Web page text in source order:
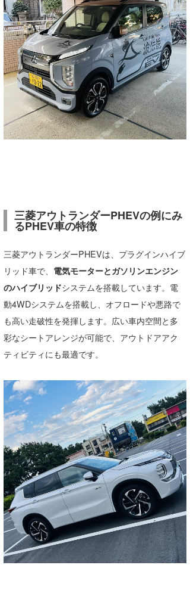
三菱アウトランダーPHEVの例にみ
るPHEV車の特徴
三菱アウトランダーPHEVは、プラグインハイブ
リッド車で、 電気モーターとガソリンエンジン
のハイブリッドシステムを搭載しています。電
動4WDシステムを搭載し、オフロードや悪路で
も高い走破性を発揮します。広い車内空間と多
彩なシートアレンジが可能で、アウトドアアク
ティビティにも最適です。